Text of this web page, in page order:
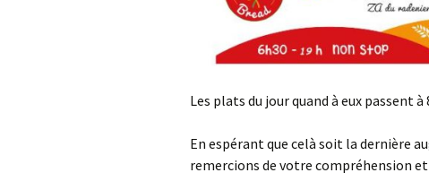
Les plats du jour quand à eux passent
En espérant que celà soit la dernière
remercions de votre compréhension